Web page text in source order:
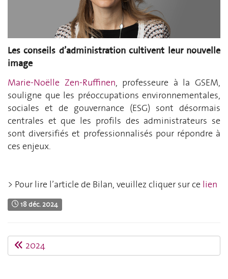
Les conseils d’administrationcultivent leurnouvelle
image
Marie-Noëlle Zen-Ruffinen, professeure à la GSEM,
souligne que les préoccupations environnementales,
sociales et de gouvernance (ESG) sont désormais
centrales et que les profils des administrateurs se
sont diversifiés et professionnalisés pour répondre à
ces enjeux.
> Pour lire l’article de Bilan, veuillez cliquer sur ce lien
18 déc. 2024
2024